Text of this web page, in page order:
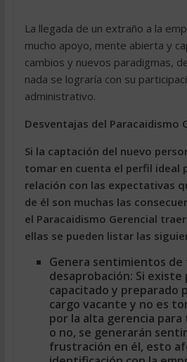
La llegada de un extraño a la
mucho apoyo, mente abierta y
cambios y nuevos paradigmas,
nada se lograría con su
administrativo.
Desventajas del Paracaidismo
Si la captación del nuevo
tomar en cuenta el perfil ideal
relación con las expectativas
de él son muchas las
el Paracaidismo Gerencial
ellas se pueden listar las
Genera sentimientos
desaprobación: Si existe
capacitado y preparado
cargo vacante y no es
por la alta gerencia
o no, se generarán
frustración en él, esto